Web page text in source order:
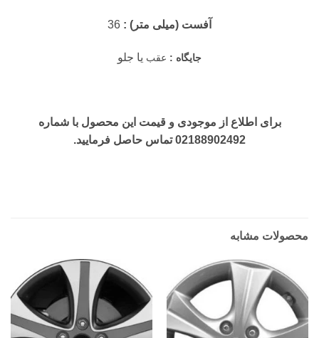
آفست (میلی متر) :
جایگاه : عقب یا جلو
برای اطلاع از موجودی و قیمت این محصول با شماره
02188902492 تماس حاصل فرمایید.
محصولات مشابه